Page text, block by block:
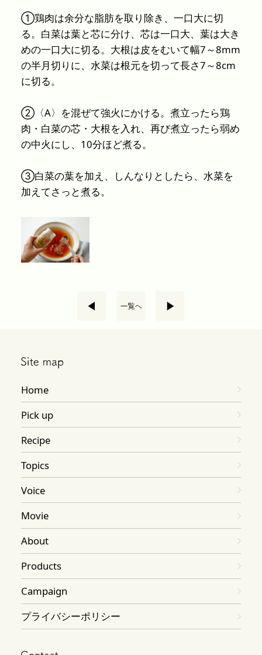
①鶏肉は余分な脂肪を取り除き、一口大に切
る。白菜は葉と芯に分け、芯は一口大、葉は大き
めの一口大に切る。大根は皮をむいて幅7～8mm
の半月切りに、水菜は根元を切って長さ7～8cm
に切る。
②〈A〉を混ぜて強火にかける。煮立ったら鶏
肉・白菜の芯・大根を入れ、再び煮立ったら弱め
の中火にし、10分ほど煮る。
③白菜の葉を加え、しんなりとしたら、水菜を
加えてさっと煮る。
Home
Pick up
Recipe
Topics
Voice
Movie
About
Products
Campaign
プライバシーポリシー